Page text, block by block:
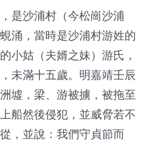
是沙浦村（今松崗沙浦
涌，當時是沙浦村游姓的
小姑（夫婿之妹）游氏，
未滿十五歲。明嘉靖壬辰
墟，梁、游被擄，被拖至
船然後侵犯，並威脅若不
，並說：我們守貞節而